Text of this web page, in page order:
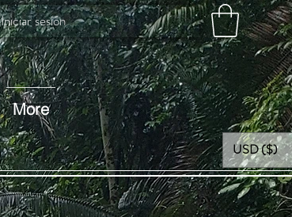
Iniciar sesión
More
USD ($)